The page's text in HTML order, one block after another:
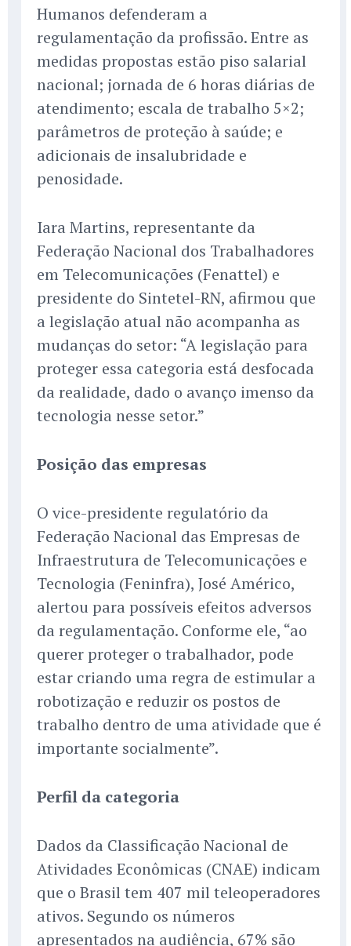
Humanos defenderam a
regulamentação da profissão. Entre as
medidas propostas estão piso salarial
nacional; jornada de 6 horas diárias de
atendimento; escala de trabalho 5×2;
parâmetros de proteção à saúde; e
adicionais de insalubridade e
penosidade.
Iara Martins, representante da
Federação Nacional dos Trabalhadores
em Telecomunicações (Fenattel) e
presidente do Sintetel-RN, afirmou que
a legislação atual não acompanha as
mudanças do setor: “A legislação para
proteger essa categoria está desfocada
da realidade, dado o avanço imenso da
tecnologia nesse setor.”
Posição das empresas
O vice-presidente regulatório da
Federação Nacional das Empresas de
Infraestrutura de Telecomunicações e
Tecnologia (Feninfra), José Américo,
alertou para possíveis efeitos adversos
da regulamentação. Conforme ele, “ao
querer proteger o trabalhador, pode
estar criando uma regra de estimular a
robotização e reduzir os postos de
trabalho dentro de uma atividade que é
importante socialmente”.
Perfil da categoria
Dados da Classificação Nacional de
Atividades Econômicas (CNAE) indicam
que o Brasil tem 407 mil teleoperadores
ativos. Segundo os números
apresentados na audiência, 67% são